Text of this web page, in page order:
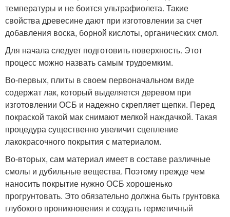
температуры и не боится ультрафиолета. Такие
свойства древесине дают при изготовлении за счет
добавления воска, борной кислоты, органических смол.
Для начала следует подготовить поверхность. Этот
процесс можно назвать самым трудоемким.
Во-первых, плиты в своем первоначальном виде
содержат лак, который выделяется деревом при
изготовлении ОСБ и надежно скрепляет щепки. Перед
покраской такой мак снимают мелкой наждачкой. Такая
процедура существенно увеличит сцепление
лакокрасочного покрытия с материалом.
Во-вторых, сам материал имеет в составе различные
смолы и дубильные вещества. Поэтому прежде чем
наносить покрытие нужно ОСБ хорошенько
прогрунтовать. Это обязательно должна быть грунтовка
глубокого проникновения и создать герметичный